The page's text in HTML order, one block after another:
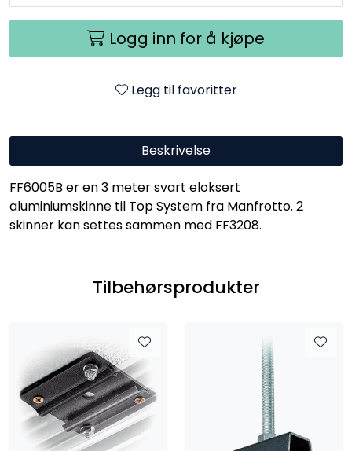
Logg inn for å kjøpe
Legg til favoritter
Beskrivelse
FF6005B er en 3 meter svart eloksert
aluminiumskinne til Top System fra Manfrotto. 2
skinner kan settes sammen med FF3208.
Tilbehørsprodukter